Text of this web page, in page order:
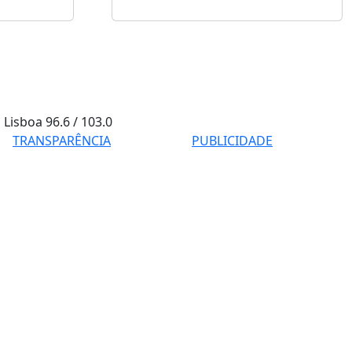
Lisboa96.6 / 103.0
TRANSPARÊNCIA
PUBLICIDADE